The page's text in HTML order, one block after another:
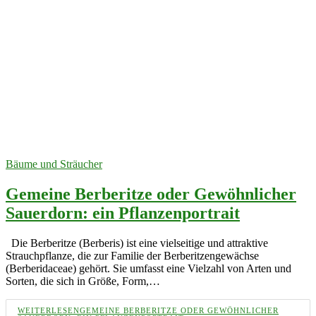
Bäume und Sträucher
Gemeine Berberitze oder Gewöhnlicher
Sauerdorn: ein Pflanzenportrait
Die Berberitze (Berberis) ist eine vielseitige und attraktive
Strauchpflanze, die zur Familie der Berberitzengewächse
(Berberidaceae) gehört. Sie umfasst eine Vielzahl von Arten und
Sorten, die sich in Größe, Form,…
WEITERLESENGEMEINE BERBERITZE ODER GEWÖHNLICHER